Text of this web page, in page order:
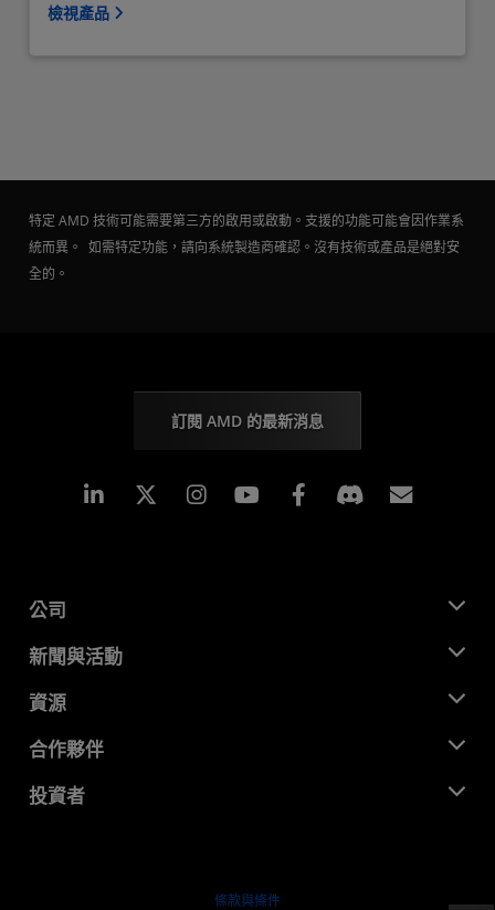
檢視產品
特定 AMD 技術可能需要第三方的啟用或啟動。支援的功能可能會因作業系
統而異。 如需特定功能，請向系統製造商確認。沒有技術或產品是絕對安
全的。
訂閱 AMD 的最新消息
Linkedin Instagram Facebook
公司
關於 AMD
企業責任
招聘
聯絡我們
新聞與活動
新聞室
媒體庫
資源
開發者中心
案例研究
合作夥伴
AMD 合作夥伴中心
投資者
條款與條件